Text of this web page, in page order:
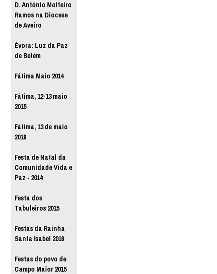
D. António Moiteiro
Ramos na Diocese
de Aveiro
Évora: Luz da Paz
de Belém
Fátima Maio 2014
Fátima, 12-13 maio
2015
Fátima, 13 de maio
2016
Festa de Natal da
Comunidade Vida e
Paz - 2014
Festa dos
Tabuleiros 2015
Festas da Rainha
Santa Isabel 2016
Festas do povo de
Campo Maior 2015